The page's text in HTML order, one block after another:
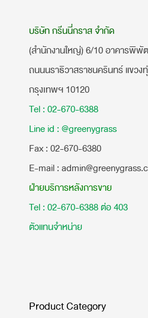
บริษัท กรีนนี่กราส จำกัด
(สำนักงานใหญ่) 6/10 อาคารพิ
ถนนนราธิวาสราชนครินทร์ แขวง
กรุงเทพฯ 10120
Tel : 02-670-6388
Line id : @greenygrass
​Fax : 02-670-6380
E-mail :
ฝ่ายบริการหลังการขาย
Tel : 02-670-6388 ต่อ 403
ตัวแทนจำหน่าย
Product Category